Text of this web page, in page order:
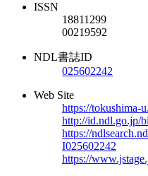
ISSN
18811299
00219592
NDL書誌ID
025602242
Web Site
https://tokushima-
http://id.ndl.go.jp/
https://
I025602242
https://